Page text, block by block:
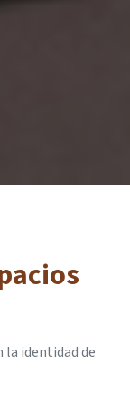
la identidad de